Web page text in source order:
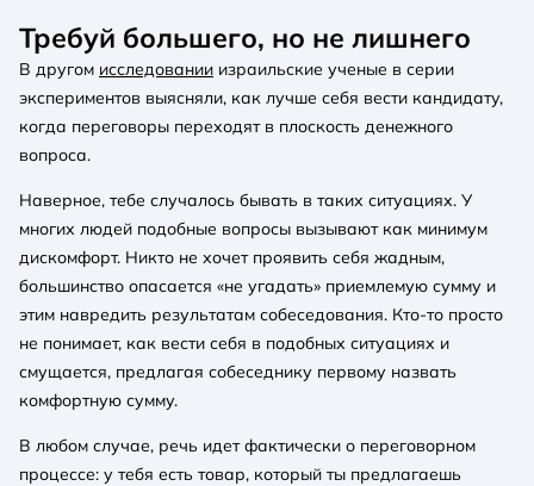
Требуй большего, но не лишнего
В другом исследовании израильские ученые в серии
экспериментов выясняли, как лучше себя вести кандидату,
когда переговоры переходят в плоскость денежного
вопроса.
Наверное, тебе случалось бывать в таких ситуациях. У
многих людей подобные вопросы вызывают как минимум
дискомфорт. Никто не хочет проявить себя жадным,
большинство опасается «не угадать» приемлемую сумму и
этим навредить результатам собеседования. Кто-то просто
не понимает, как вести себя в подобных ситуациях и
смущается, предлагая собеседнику первому назвать
комфортную сумму.
В любом случае, речь идет фактически о переговорном
процессе: у тебя есть товар, который ты предлагаешь